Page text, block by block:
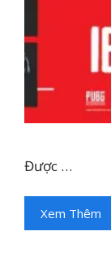
Được …
Xem Thêm